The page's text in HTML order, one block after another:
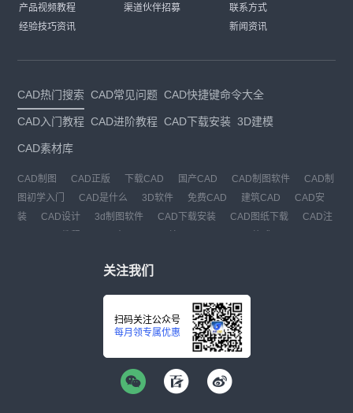
产品视频教程
经验技巧资讯
渠道伙伴招募
联系方式
新闻资讯
CAD热门搜索 CAD常见问题 CAD快捷键命令大全
CAD入门教程 CAD进阶教程 CAD下载安装 3D建模
CAD素材库
CAD制图 CAD正版 下载CAD 国产CAD CAD制图软件
CAD制
图初学入门
CAD是什么 3D软件 免费CAD 建筑CAD
CAD安
装
CAD设计 3d制图软件 CAD下载安装 CAD图纸下载
CAD注
关注我们
扫码关注公众号
每月领专属优惠